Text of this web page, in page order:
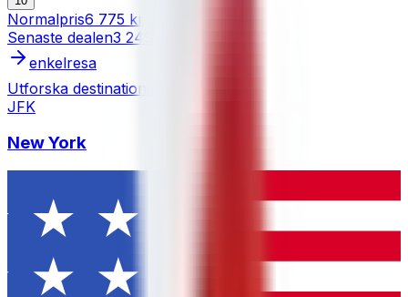
Normalpris6 775 kr
Senaste dealen3 249 kr
enkelresa
Utforska destinationen
JFK
New York